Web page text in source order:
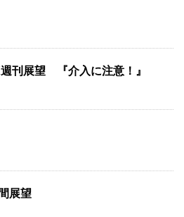
刊展望 『介入に注意！』
展望